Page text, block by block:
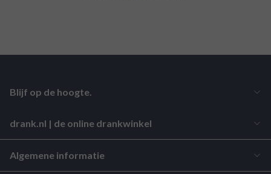
drank.nl | de online drankwinkel
Algemene informatie
Blijf op de hoogte.